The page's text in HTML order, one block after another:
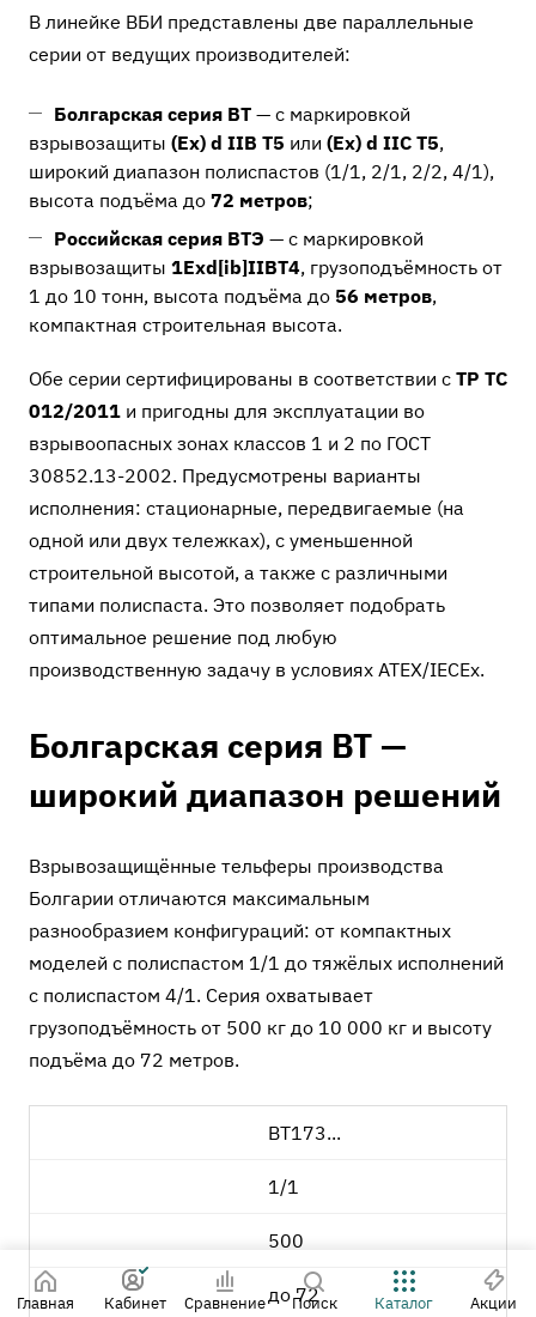
В линейке ВБИ представлены две параллельные
серии от ведущих производителей:
Болгарская серия BT — с маркировкой
взрывозащиты (Ex) d IIB T5 или (Ex) d IIC T5,
широкий диапазон полиспастов (1/1, 2/1, 2/2, 4/1),
высота подъёма до 72 метров;
Российская серия ВТЭ — с маркировкой
взрывозащиты 1Exd[ib]IIBT4, грузоподъёмность от
1 до 10 тонн, высота подъёма до 56 метров,
компактная строительная высота.
Обе серии сертифицированы в соответствии с ТР ТС
012/2011 и пригодны для эксплуатации во
взрывоопасных зонах классов 1 и 2 по ГОСТ
30852.13-2002. Предусмотрены варианты
исполнения: стационарные, передвигаемые (на
одной или двух тележках), с уменьшенной
строительной высотой, а также с различными
типами полиспаста. Это позволяет подобрать
оптимальное решение под любую
производственную задачу в условиях ATEX/IECEx.
Болгарская серия BT —
широкий диапазон решений
Взрывозащищённые тельферы производства
Болгарии отличаются максимальным
разнообразием конфигураций: от компактных
моделей с полиспастом 1/1 до тяжёлых исполнений
с полиспастом 4/1. Серия охватывает
грузоподъёмность от 500 кг до 10 000 кг и высоту
подъёма до 72 метров.
BT173...
1/1
500
до 72
Главная Кабинет Сравнение Поиск Каталог Акции